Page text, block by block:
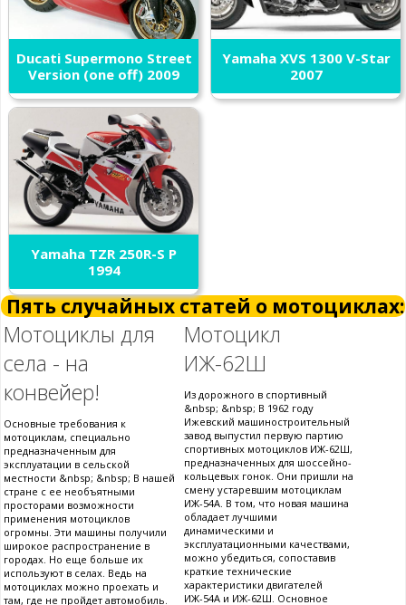
Ducati Supermono Street
Version (one off) 2009
Yamaha XVS 1300 V-Star
2007
Yamaha TZR 250R-S P
1994
Пять случайных статей о мотоциклах:
Мотоциклы для
села - на
конвейер!
Основные требования к
мотоциклам, специально
предназначенным для
эксплуатации в сельской
местности &nbsp; &nbsp; В нашей
стране с ее необъятными
просторами возможности
применения мотоциклов
огромны. Эти машины получили
широкое распространение в
городах. Но еще больше их
используют в селах. Ведь на
мотоциклах можно проехать и
там, где не пройдет автомобиль.
Мотоцикл
ИЖ-62Ш
Из дорожного в спортивный
&nbsp; &nbsp; В 1962 году
Ижевский машиностроительный
завод выпустил первую партию
спортивных мотоциклов ИЖ-62Ш,
предназначенных для шоссейно-
кольцевых гонок. Они пришли на
смену устаревшим мотоциклам
ИЖ-54А. В том, что новая машина
обладает лучшими
динамическими и
эксплуатационными качествами,
можно убедиться, сопоставив
краткие технические
характеристики двигателей
ИЖ-54А и ИЖ-62Ш. Основное